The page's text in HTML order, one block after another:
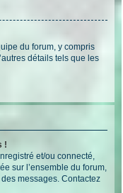
du forum, y compris
détails tels que les
!
et/ou connecté,
sur l’ensemble du forum,
messages. Contactez